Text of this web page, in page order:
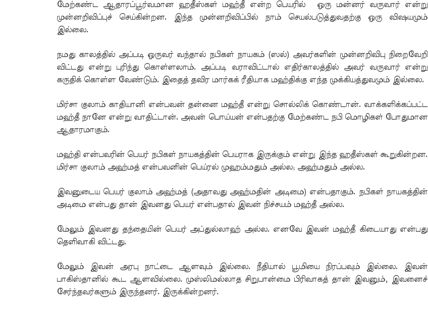
மேற்கண்ட ஆதாரப்பூர்வமான ஹதீஸ்கள் மஹ்தீ என்ற பெயரில் ஒரு மன்னர் வருவார் என்று
முன்னறிவிப்புச் செய்கின்றன. இந்த முன்னறிவிப்பில் நாம் செயல்படுத்துவதற்கு ஒரு விஷயமும்
இல்லை.
நமது காலத்தில் அப்படி ஒருவர் வந்தால் நபிகள் நாயகம் (ஸல்) அவர்களின் முன்னறிவிபு நிறைவேறி
விட்டது என்று புரிந்து கொள்ளலாம். அப்படி வராவிட்டால் எதிர்காலத்தில் அவர் வருவார் என்று
கருதிக் கொள்ள வேண்டும். இதைத் தவிர மார்கக் ரீதியாக மஹ்திக்கு எந்த முக்கியத்துவமும் இல்லை.
மிர்சா குலாம் காதியானி என்பவன் தன்னை மஹ்தீ என்று சொல்லிக் கொண்டான். வாக்களிக்கப்பட்ட
மஹ்தீ நானே என்று வாதிட்டான். அவன் பொய்யன் என்பதற்கு மேற்கண்ட நபி மொழிகள் போதுமான
ஆதாரமாகும்.
மஹ்தி என்பவரின் பெயர் நபிகள் நாயகத்தின் பெயராக இருக்கும் என்று இந்த ஹதீஸ்கள் கூறுகின்றன.
மிர்சா குலாம் அஹ்மத் என்பவனின் பெய்ரல் முஹம்மதும் அல்ல; அஹ்மதும் அல்ல.
இவனுடைய பெயர் குலாம் அஹ்மத் (அதாவது அஹ்மதின் அடிமை) என்பதாகும். நபிகள் நாயகத்தின்
அடிமை என்பது தான் இவனது பெயர் என்பதால் இவன் நிச்சயம் மஹ்தீ அல்ல.
மேலும் இவனது தந்தையின் பெயர் அப்துல்லாஹ் அல்ல. எனவே இவன் மஹ்தீ கிடையாது என்பது
தெளிவாகி விட்டது.
மேலும் இவன் அரபு நாட்டை ஆளவும் இல்லை. நீதியால் பூமியை நிரப்பவும் இல்லை. இவன்
பாகிஸ்தானில் கூட ஆளவில்லை. முஸ்லிமல்லாத சிறுபான்மை பிரிவாகத் தான் இவனும், இவனைச்
சேர்ந்தவர்களும் இருந்தனர். இருக்கின்றனர்.